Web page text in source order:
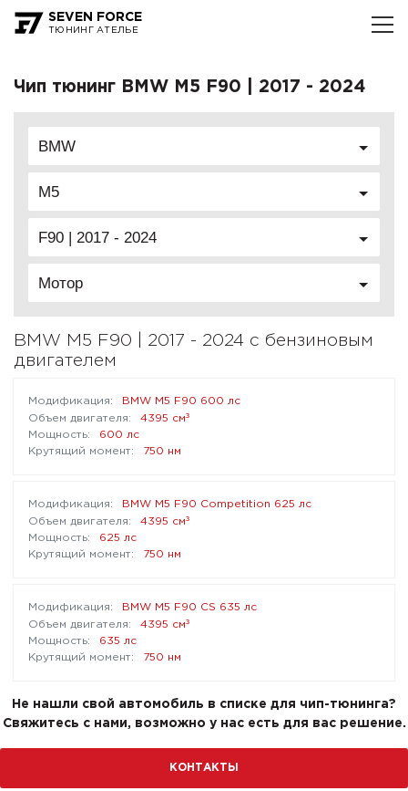
SEVEN FORCE
ТЮНИНГ АТЕЛЬЕ
Чип тюнинг BMW M5 F90 | 2017 - 2024
BMW
M5
F90 | 2017 - 2024
Мотор
BMW M5 F90 | 2017 - 2024 с бензиновым
двигателем
BMW M5 F90 600 лс
4395 см³
600 лс
750 нм
BMW M5 F90 Competition 625 лс
4395 см³
625 лс
750 нм
BMW M5 F90 CS 635 лс
4395 см³
635 лс
750 нм
Не нашли свой автомобиль в списке для чип-тюнинга?
Свяжитесь с нами, возможно у нас есть для вас решение.
КОНТАКТЫ